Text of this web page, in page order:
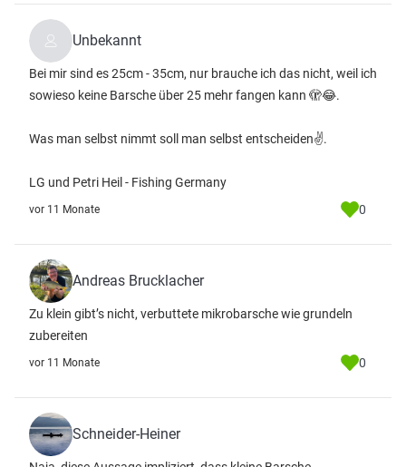
Unbekannt
Bei mir sind es 25cm - 35cm, nur brauche ich das nicht, weil ich
sowieso keine Barsche über 25 mehr fangen kann 🫣😂.
Was man selbst nimmt soll man selbst entscheiden✌️.
LG und Petri Heil - Fishing Germany
vor 11 Monate 0
Andreas Brucklacher
Zu klein gibt’s nicht, verbuttete mikrobarsche wie grundeln
zubereiten
vor 11 Monate 0
Schneider-Heiner